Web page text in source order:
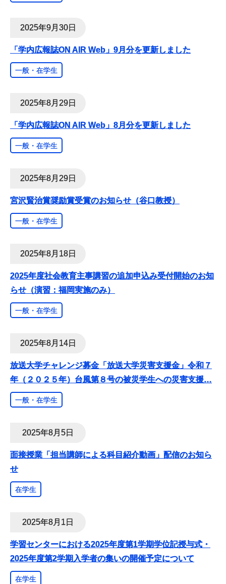
2025年9月30日
「学内広報誌ON AIR Web」9月分を更新しました
一般・在学生
2025年8月29日
「学内広報誌ON AIR Web」8月分を更新しました
一般・在学生
2025年8月29日
宮沢賢治賞奨励賞受賞のお知らせ（谷口教授）
一般・在学生
2025年8月18日
2025年度社会教育主事講習の追加申込み受付開始のお知
らせ（演習：福岡実施のみ）
一般・在学生
2025年8月14日
放送大学チャレンジ募金「放送大学災害支援金」令和７
年（２０２５年）台風第８号の被災学生への災害支援…
一般・在学生
2025年8月5日
面接授業「担当講師による科目紹介動画」配信のお知ら
せ
在学生
2025年8月1日
学習センターにおける2025年度第1学期学位記授与式・
2025年度第2学期入学者の集いの開催予定について
在学生